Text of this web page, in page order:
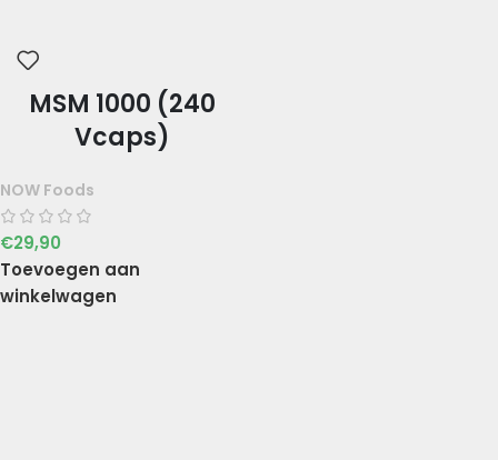
MSM 1000 (240
Vcaps)
NOW Foods
€29,90
Toevoegen aan
winkelwagen